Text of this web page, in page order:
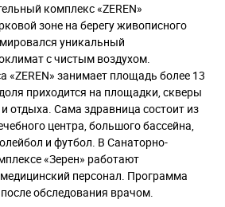
комплекс «ZEREN»
зоне на берегу живописного
уникальный
с чистым воздухом.
«ZEREN» занимает площадь более 13
приходится на площадки, скверы
отдыха. Сама здравница состоит из
центра, большого бассейна,
и футбол. В Санаторно-
«Зерен» работают
персонал. Программа
обследования врачом.